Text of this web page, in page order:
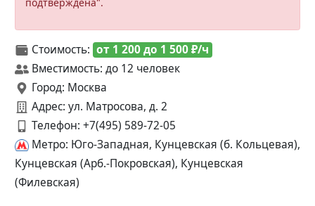
Стоимость: от 1 200 до 1 500 ₽/ч
Вместимость: до 12 человек
Город: Москва
Адрес: ул. Матросова, д. 2
Телефон: +7(495) 589-72-05
Метро: Юго-Западная, Кунцевская (б. Кольцевая),
Кунцевская (Арб.-Покровская), Кунцевская
(Филевская)